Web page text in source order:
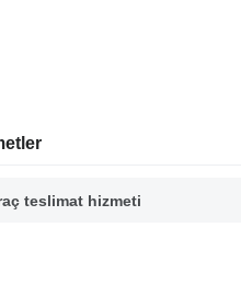
teslimat hizmeti